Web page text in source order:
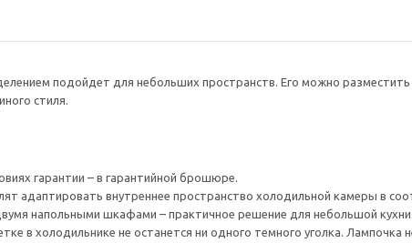
подойдет для небольших пространств. Его можно
стиля.
гарантии – в гарантийной брошюре.
адаптировать внутреннее пространство холодильной камеры в
напольными шкафами – практичное решение для небольшой кухни.
в холодильнике не останется ни одного темного уголка. Лампочка